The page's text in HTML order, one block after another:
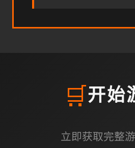
🛒 开始
立即获取完整